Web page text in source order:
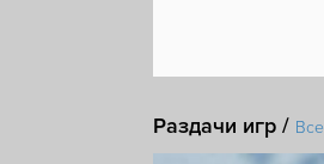
Раздачи игр /